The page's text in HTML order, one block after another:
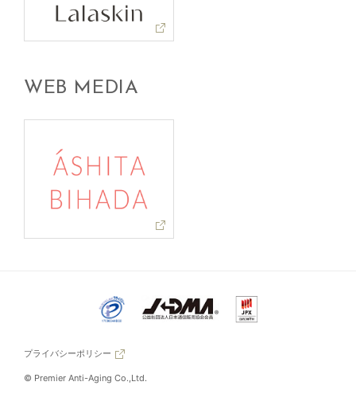
WEB MEDIA
プライバシーポリシー
© Premier Anti-Aging Co.,Ltd.